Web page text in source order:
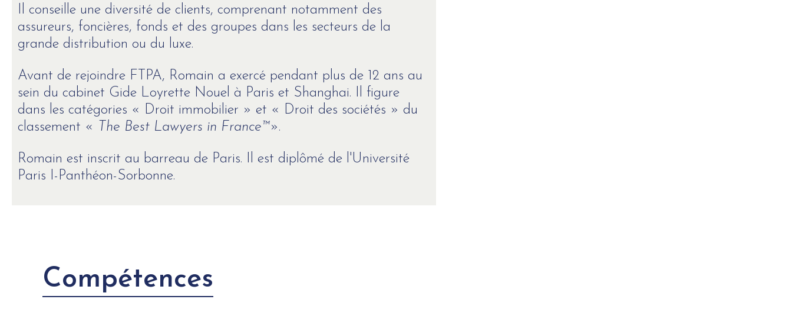
Il conseille une diversité de clients, comprenant notamment des
assureurs, foncières, fonds et des groupes dans les secteurs de la
grande distribution ou du luxe.
Avant de rejoindre FTPA, Romain a exercé pendant plus de 12 ans au
sein du cabinet Gide Loyrette Nouel à Paris et Shanghai. Il figure
dans les catégories « Droit immobilier » et « Droit des sociétés » du
classement «
The Best Lawyers in France™».
Romain est inscrit au barreau de Paris. Il est diplômé de l'Université
Paris I-Panthéon-Sorbonne.
Compétences